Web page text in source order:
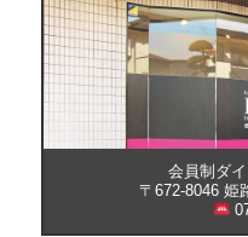
会員制ダ
〒672-8046 姫